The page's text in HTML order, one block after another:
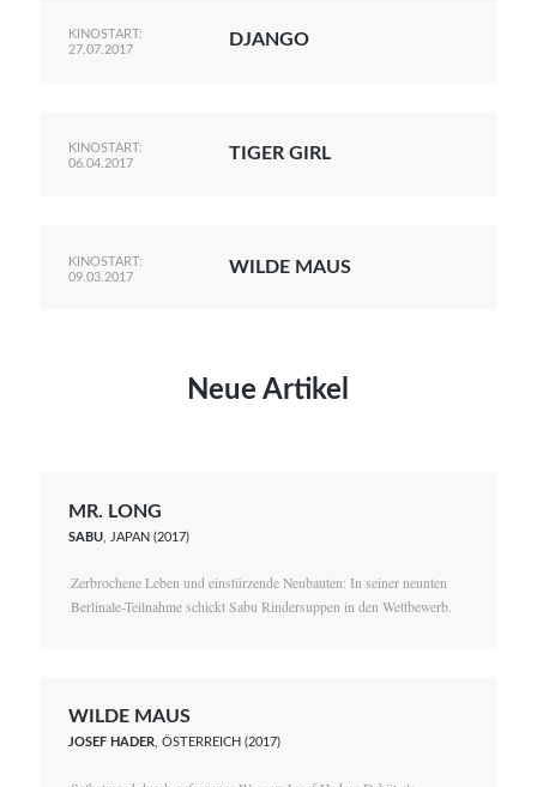
KINOSTART:
27.07.2017
DJANGO
KINOSTART:
06.04.2017
TIGER GIRL
KINOSTART:
09.03.2017
WILDE MAUS
Neue Artikel
MR. LONG
SABU , JAPAN (2017)
Zerbrochene Leben und einstürzende Neubauten: In seiner neunten
Berlinale-Teilnahme schickt Sabu Rindersuppen in den Wettbewerb.
WILDE MAUS
JOSEF HADER , ÖSTERREICH (2017)